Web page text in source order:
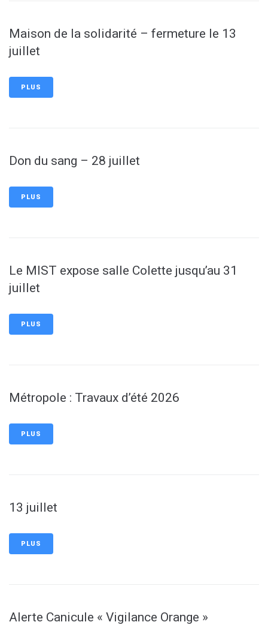
Maison de la solidarité – fermeture le 13
juillet
PLUS
Don du sang – 28 juillet
PLUS
Le MIST expose salle Colette jusqu’au 31
juillet
PLUS
Métropole : Travaux d’été 2026
PLUS
13 juillet
PLUS
Alerte Canicule « Vigilance Orange »